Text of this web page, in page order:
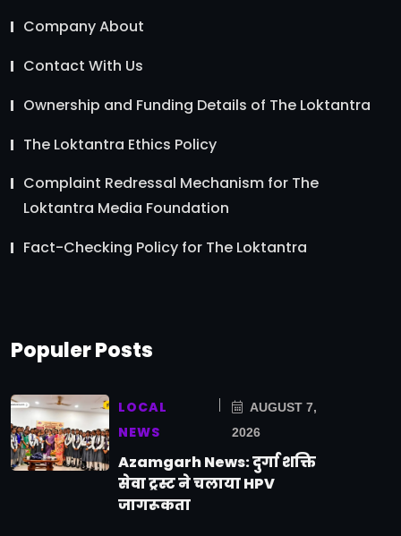
Company About
Contact With Us
Ownership and Funding Details of The Loktantra
The Loktantra Ethics Policy
Complaint Redressal Mechanism for The
Loktantra Media Foundation
Fact-Checking Policy for The Loktantra
Populer Posts
LOCAL
NEWS
AUGUST 7,
2026
Azamgarh News: दुर्गा शक्ति
सेवा ट्रस्ट ने चलाया HPV
जागरूकता